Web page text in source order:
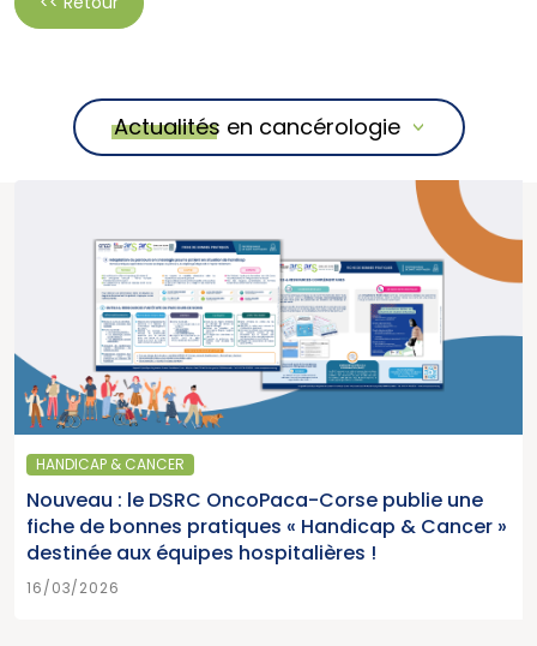
Actualités en cancérologie
HANDICAP & CANCER
Nouveau : le DSRC OncoPaca-Corse publie une
fiche de bonnes pratiques « Handicap & Cancer »
destinée aux équipes hospitalières !
16/03/2026